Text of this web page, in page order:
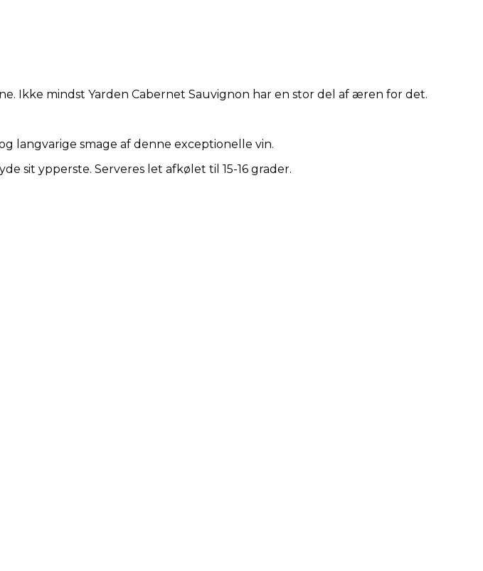
Ikke mindst Yarden Cabernet Sauvignon har en stor del af æren for det.
langvarige smage af denne exceptionelle vin.
sit ypperste. Serveres let afkølet til 15-16 grader.